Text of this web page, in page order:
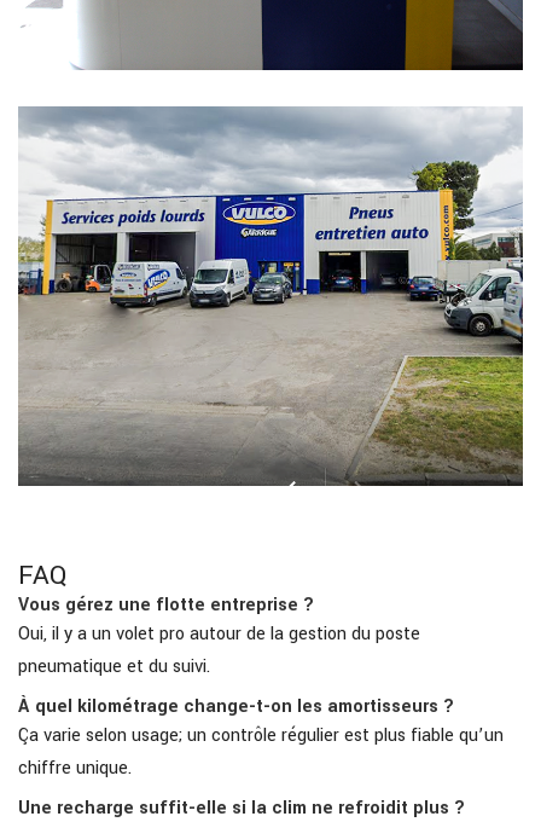
FAQ
Vous gérez une flotte entreprise ?
Oui, il y a un volet pro autour de la gestion du poste
pneumatique et du suivi.
À quel kilométrage change-t-on les amortisseurs ?
Ça varie selon usage; un contrôle régulier est plus fiable qu’un
chiffre unique.
Une recharge suffit-elle si la clim ne refroidit plus ?